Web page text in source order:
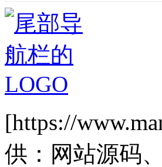
[https://
供：网站源码